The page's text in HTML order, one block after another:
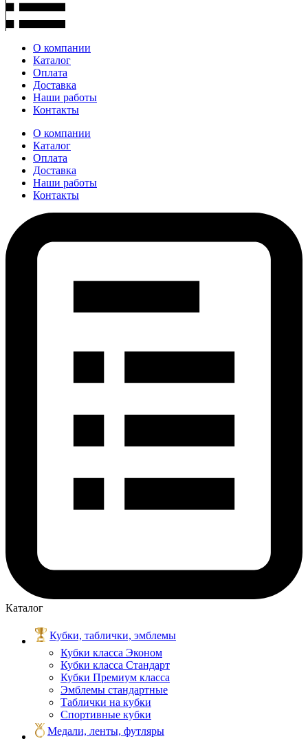
О компании
Каталог
Оплата
Доставка
Наши работы
Контакты
О компании
Каталог
Оплата
Доставка
Наши работы
Контакты
Каталог
Кубки, таблички, эмблемы
Кубки класса Эконом
Кубки класса Стандарт
Кубки Премиум класса
Эмблемы стандартные
Таблички на кубки
Спортивные кубки
Медали, ленты, футляры